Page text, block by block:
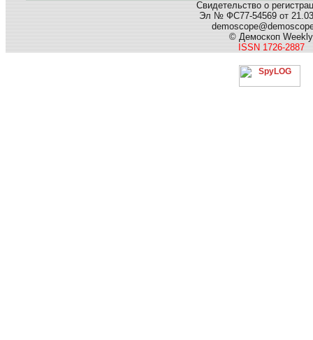
Свидетельство о
Эл № ФС77-54569 от
© Демоскоп Weekly
ISSN 1726-2887